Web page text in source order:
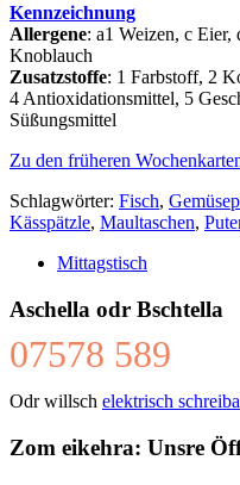
Kennzeichnung
Allergene: a1 Weizen, c
Knoblauch
Zusatzstoffe: 1 Farbstoff, 2
4 Antioxidationsmittel, 5
Süßungsmittel
Zu den früheren
Schlagwörter: Fisch,
Kässpätzle, Maultaschen,
Mittagstisch
Aschella odr Bschtella
07578 589
Odr willsch elektrisch schreiba
Zom eikehra: Unsre